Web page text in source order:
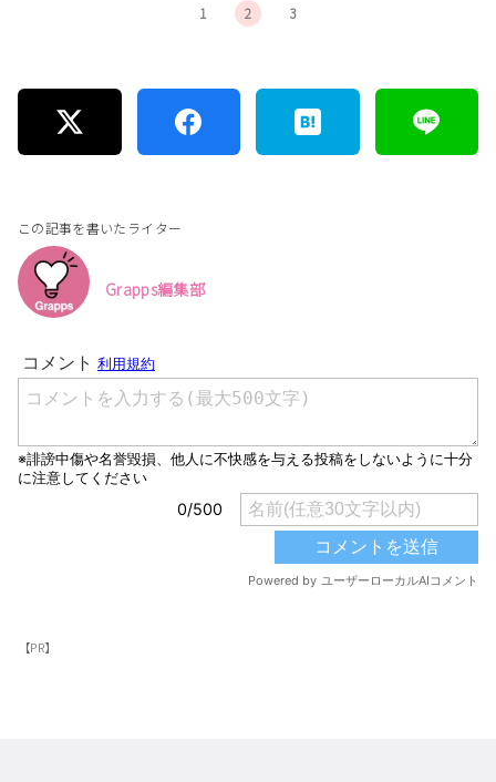
1 2 3
この記事を書いたライター
Grapps編集部
【PR】